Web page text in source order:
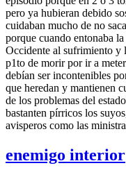
pero ya hubieran debido
cuidaban mucho de no
porque cuando entonaba
Occidente al sufrimiento y
p1to de morir por ir a
debían ser incontenibles
que heredan y mantienen
de los problemas del
bastanten pírricos los
avisperos como las
enemigo interior